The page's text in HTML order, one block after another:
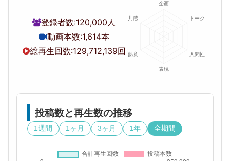
登録者数:120,000人
動画本数:1,614本
総再生回数:129,712,139回
投稿数と再生数の推移
1週間 1ヶ月 3ヶ月 1年 全期間